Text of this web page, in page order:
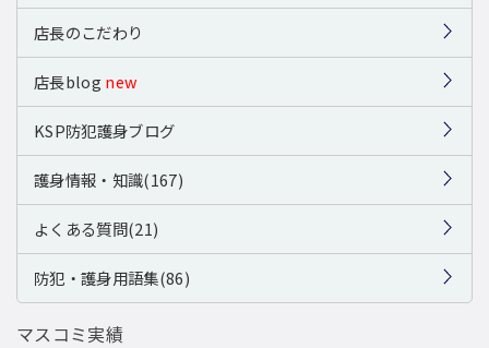
店長のこだわり
店長blog new
KSP防犯護身ブログ
護身情報・知識(167)
よくある質問(21)
防犯・護身用語集(86)
マスコミ実績